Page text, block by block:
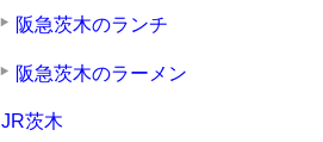
阪急茨木のランチ
阪急茨木のラーメン
JR茨木